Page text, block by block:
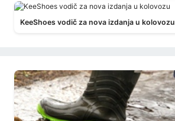
KeeShoes vodič za nova izdanja u kolovozu